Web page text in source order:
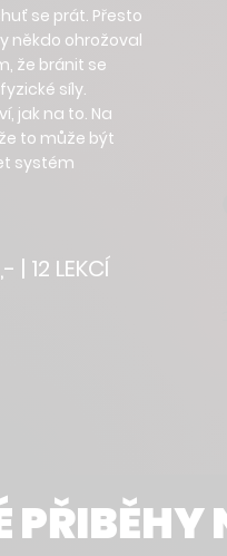
se prát. Přesto
někdo ohrožoval
že bránit se
síly.
jak na to. Na
to může být
systém
| 12 LEKCÍ